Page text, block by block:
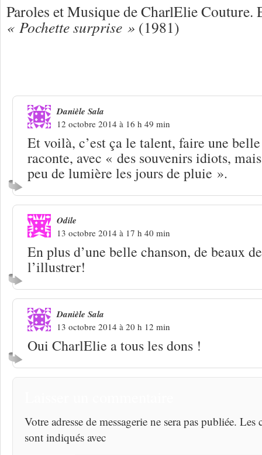
Paroles et Musique de CharlElie
« Pochette surprise » (1981)
Danièle Sala
12 octobre 2014 à 16 h 49 min
Et voilà, c’est ça le talent, faire une
raconte, avec « des souvenirs idiots,
peu de lumière les jours de pluie ».
Odile
13 octobre 2014 à 17 h 40 min
En plus d’une belle chanson, de beaux
l’illustrer!
Danièle Sala
13 octobre 2014 à 20 h 12 min
Oui CharlElie a tous les dons !
Votre adresse de messagerie ne sera pas publiée.
sont indiqués avec